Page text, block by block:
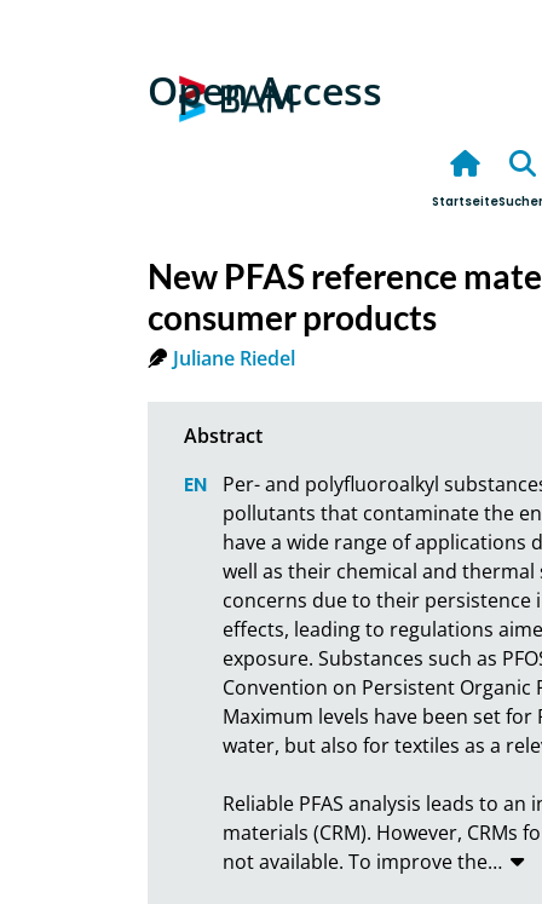
Open Access
Startseite
New PFAS reference
consumer products
Juliane Riedel
Per- and polyfluoroalkyl
pollutants that contaminate the
have a wide range of
well as their chemical and thermal
concerns due to their
effects, leading to regulations
exposure. Substances such as
Convention on Persistent Organic
Maximum levels have been set
water, but also for textiles as a
Reliable PFAS analysis leads to
materials (CRM). However, CRMs
not available. To improve the…